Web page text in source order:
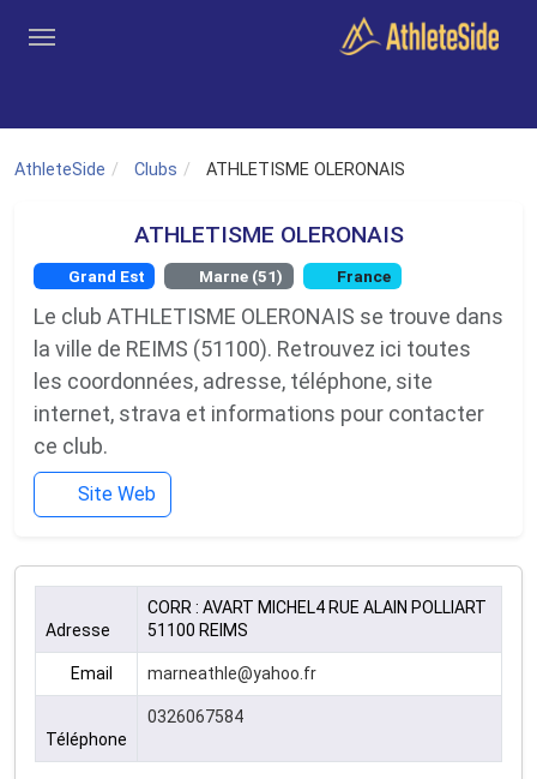
AthleteSide Clubs ATHLETISME OLERONAIS
ATHLETISME OLERONAIS
Grand Est Marne (51) France
Le club ATHLETISME OLERONAIS se trouve dans
la ville de REIMS (51100). Retrouvez ici toutes
les coordonnées, adresse, téléphone, site
internet, strava et informations pour contacter
ce club.
Site Web
Adresse
CORR : AVART MICHEL4 RUE ALAIN POLLIART
51100 REIMS
Email marneathle@yahoo.fr
Téléphone
0326067584